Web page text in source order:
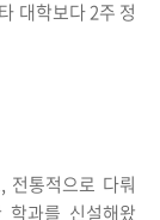
대학보다 2주 정
전통적으로 다뤄
과를 신설해왔